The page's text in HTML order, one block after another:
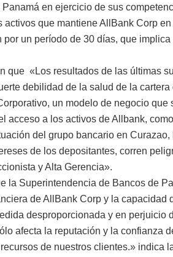
en ejercicio de sus
que mantiene AllBank Corp
un período de 30 días, que
que «Los resultados de las últimas
debilidad de la salud de la
un modelo de negocio que
acceso a los activos de Allbank,
del grupo bancario en
de los depositantes, corren
y Alta Gerencia».
la Superintendencia de Bancos de
de AllBank Corp y la capacidad
desproporcionada y en perjuicio
afecta la reputación y la confianza
de nuestros clientes.» indica